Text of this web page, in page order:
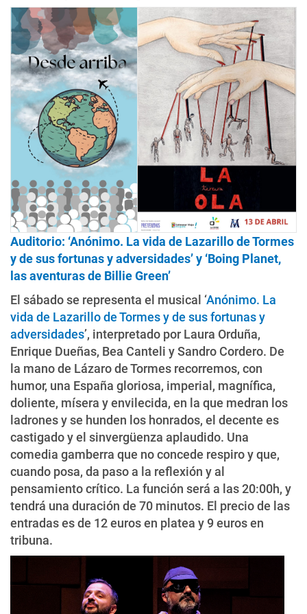
Auditorio: ‘Anónimo. La vida de Lazarillo de Tormes
y de sus fortunas y adversidades’ y ‘Boing Planet,
las aventuras de Billie Green’
El sábado se representa el musical ‘Anónimo. La
vida de Lazarillo de Tormes y de sus fortunas y
adversidades’, interpretado por Laura Orduña,
Enrique Dueñas, Bea Canteli y Sandro Cordero. De
la mano de Lázaro de Tormes recorremos, con
humor, una España gloriosa, imperial, magnífica,
doliente, mísera y envilecida, en la que medran los
ladrones y se hunden los honrados, el decente es
castigado y el sinvergüenza aplaudido. Una
comedia gamberra que no concede respiro y que,
cuando posa, da paso a la reflexión y al
pensamiento crítico. La función será a las 20:00h, y
tendrá una duración de 70 minutos. El precio de las
entradas es de 12 euros en platea y 9 euros en
tribuna.